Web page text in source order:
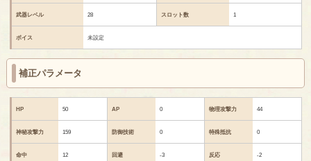
武器レベル 28 スロット数 1
ボイス 未設定
補正パラメータ
HP 50 AP 0 物理攻撃力 44
神秘攻撃力 159 防御技術 0 特殊抵抗 0
命中 12 回避 -3 反応 -2